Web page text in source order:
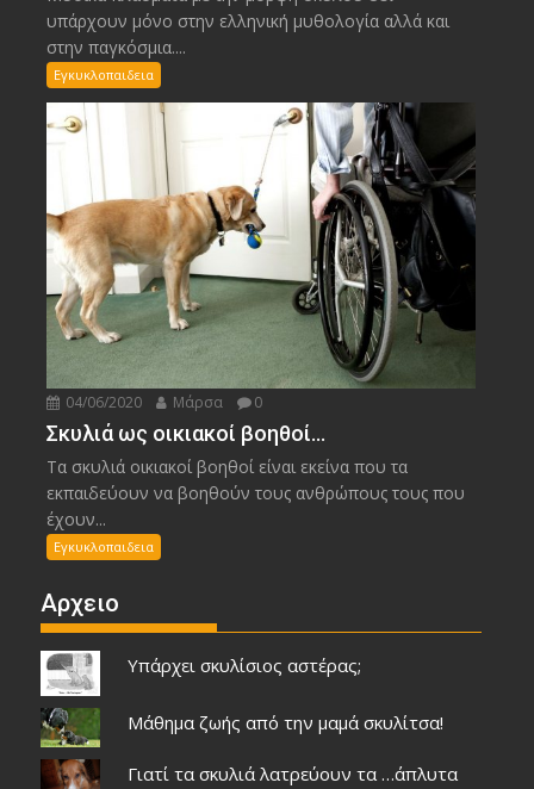
υπάρχουν μόνο στην ελληνική μυθολογία αλλά και
στην παγκόσμια....
Εγκυκλοπαιδεια
04/06/2020 Μάρσα 0
Σκυλιά ως οικιακοί βοηθοί…
Τα σκυλιά οικιακοί βοηθοί είναι εκείνα που τα
εκπαιδεύουν να βοηθούν τους ανθρώπους τους που
έχουν...
Εγκυκλοπαιδεια
Αρχειο
Υπάρχει σκυλίσιος αστέρας;
Μάθημα ζωής από την μαμά σκυλίτσα!
Γιατί τα σκυλιά λατρεύουν τα …άπλυτα